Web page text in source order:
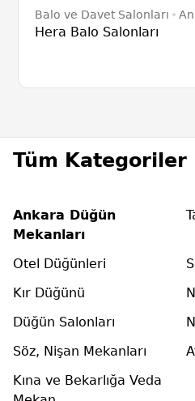
Balo ve Davet Salonları
Hera Balo Salonları
Tüm Kategoriler
Ankara Düğün
Mekanları
Otel Düğünleri
Kır Düğünü
Düğün Salonları
Söz, Nişan Mekanları
Kına ve Bekarlığa Veda